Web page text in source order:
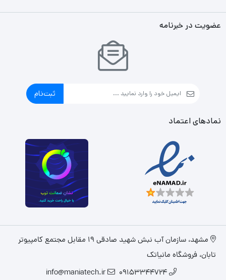
عضویت در خبرنامه
ثبت‌نام
نمادهای اعتماد
مشهد، سازمان آب نبش شهید صادقی 19 مقابل مجتمع کامپیوتر
تابان، فروشگاه مانیاتک
09153344724
info@maniatech.ir